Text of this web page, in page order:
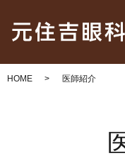
HOME 医師紹介